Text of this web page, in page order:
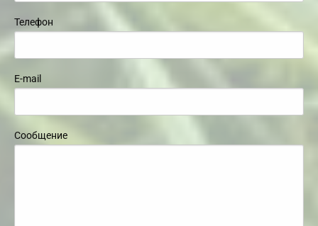
Телефон
E-mail
Сообщение